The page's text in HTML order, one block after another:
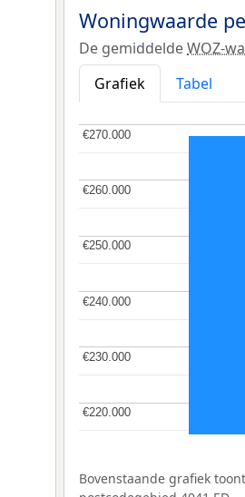
Woningwaarde
De gemiddeldeWOZ-
Grafiek
Tabel
€220.000
€220.000
€230.000
€230.000
€240.000
€240.000
€250.000
€250.000
€260.000
€260.000
€270.000
€270.000
Bovenstaande grafiek